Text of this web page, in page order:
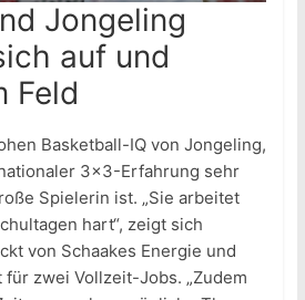
Jongeling
auf und
Feld
Basketball-IQ von Jongeling,
3×3-Erfahrung sehr
Spielerin ist. „Sie arbeitet
hart“, zeigt sich
von Schaakes Energie und
zwei Vollzeit-Jobs. „Zudem